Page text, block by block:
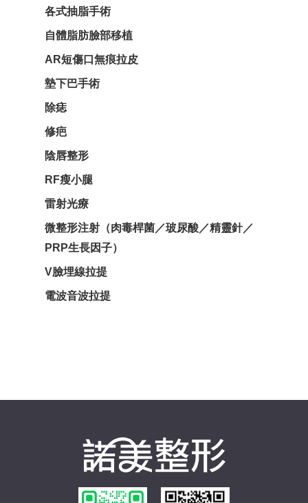
各式抽脂手術
自體脂肪臉部移植
AR短傷口無痕拉皮
墊下巴手術
除痣
修疤
陰唇整形
RF瘦小腿
雷射光療
微整形注射（肉毒桿菌／玻尿酸／精靈針／
PRP生長因子）
V臉埋線拉提
電波音波拉提